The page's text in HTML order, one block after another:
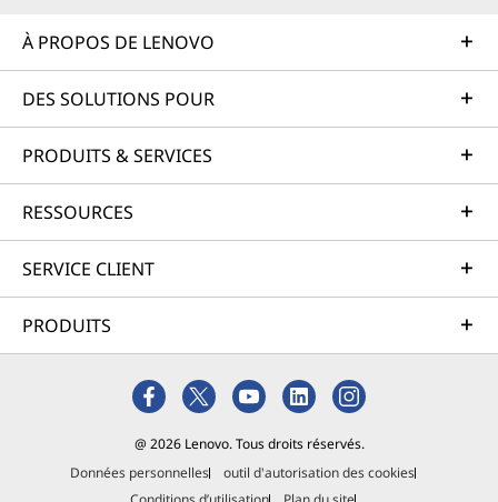
À PROPOS DE LENOVO
DES SOLUTIONS POUR
PRODUITS & SERVICES
RESSOURCES
SERVICE CLIENT
PRODUITS
@ 2026 Lenovo. Tous droits réservés.
Données personnelles
outil d'autorisation des cookies